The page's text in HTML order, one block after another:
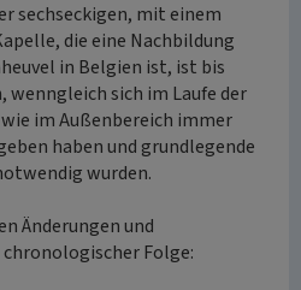
sechseckigen, mit einem
die eine Nachbildung
in Belgien ist, ist bis
sich im Laufe der
im Außenbereich immer
haben und grundlegende
wurden.
Änderungen und
Folge: